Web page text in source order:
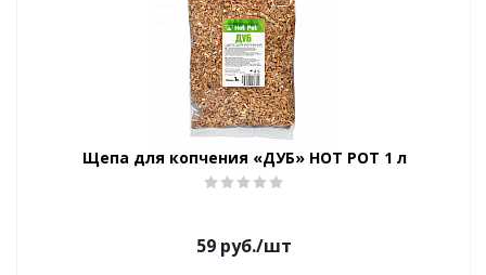
Щепа для копчения «ДУБ» HOT POT 1 л
59 руб./шт